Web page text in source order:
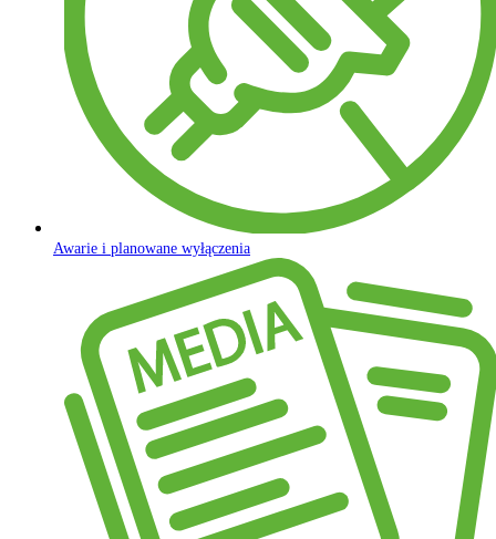
Awarie i planowane wyłączenia